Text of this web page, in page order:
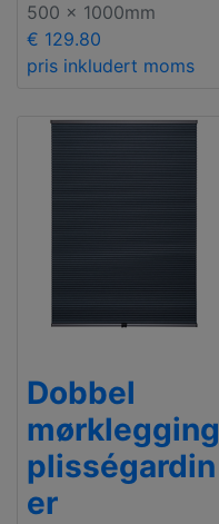
500 x 1000mm
€ 129.80
pris inkludert moms
Dobbel
mørklegging
plisségardin
er